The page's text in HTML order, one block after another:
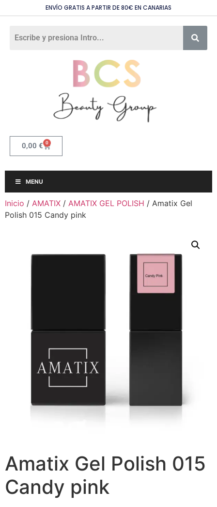
ENVÍO GRATIS A PARTIR DE 80€ EN CANARIAS
0,00 € 0
MENU
Inicio / AMATIX / AMATIX GEL POLISH / Amatix Gel
Polish 015 Candy pink
Amatix Gel Polish 015
Candy pink